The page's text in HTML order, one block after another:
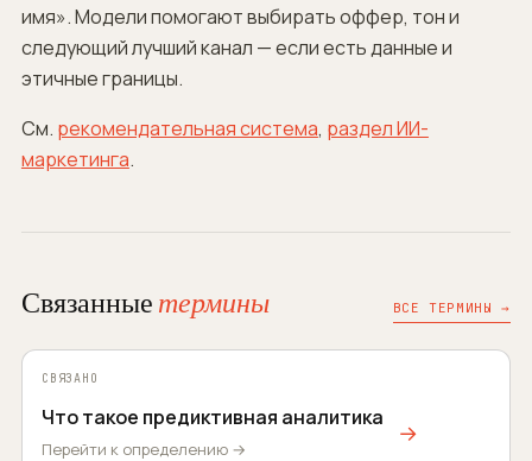
имя». Модели помогают выбирать оффер, тон и
следующий лучший канал — если есть данные и
этичные границы.
См. рекомендательная система, раздел ИИ-
маркетинга.
Связанныетермины ВСЕ ТЕРМИНЫ →
СВЯЗАНО
Что такое предиктивная аналитика
Перейти к определению →
→